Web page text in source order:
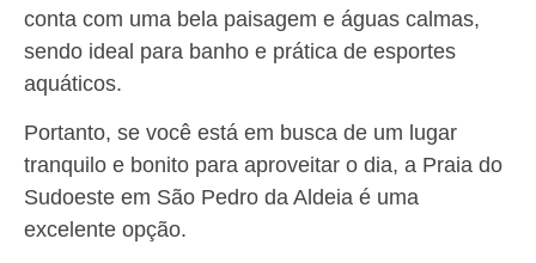
conta com uma bela paisagem e águas calmas,
sendo ideal para banho e prática de esportes
aquáticos.
Portanto, se você está em busca de um lugar
tranquilo e bonito para aproveitar o dia, a Praia do
Sudoeste em São Pedro da Aldeia é uma
excelente opção.